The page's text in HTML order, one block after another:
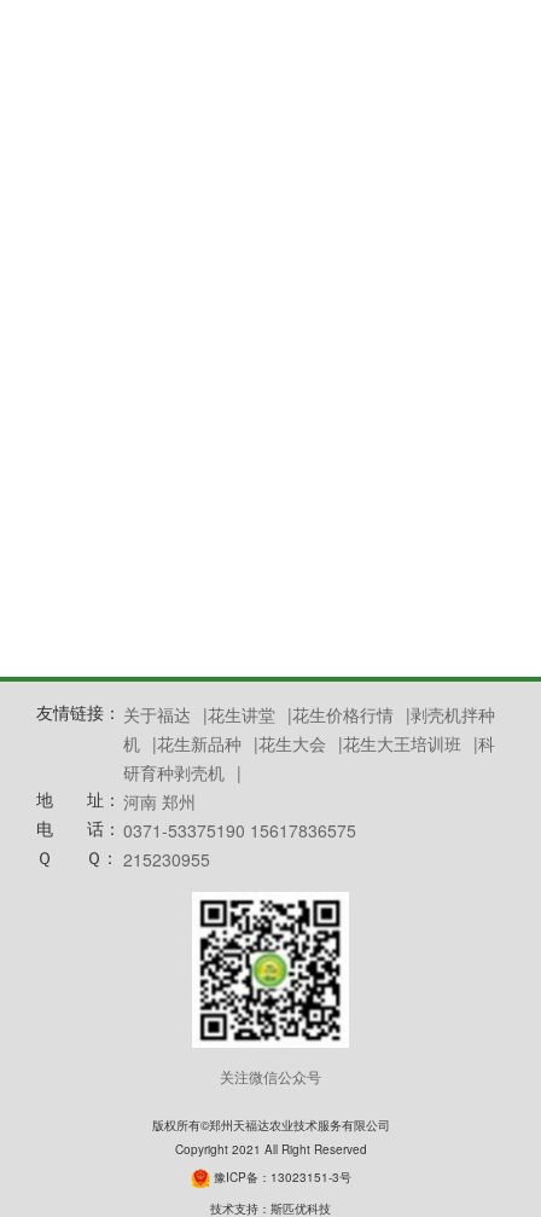
友情链接： 关于福达 |花生讲堂 |花生价格行情 |剥壳机拌种
机 |花生新品种 |花生大会 |花生大王培训班 |科
研育种剥壳机 |
地 址： 河南 郑州
电 话： 0371-53375190 15617836575
Ｑ Ｑ： 215230955
关注微信公众号
版权所有©郑州天福达农业技术服务有限公司
Copyright 2021 All Right Reserved
豫ICP备：13023151-3号
技术支持： 斯匹优科技